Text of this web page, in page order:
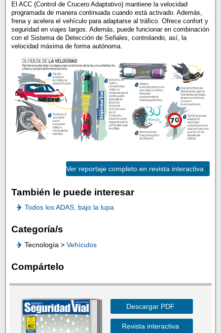
El ACC (Control de Crucero Adaptativo) mantiene la velocidad
programada de manera continuada cuando está activado. Además,
frena y acelera el vehículo para adaptarse al tráfico. Ofrece confort y
seguridad en viajes largos. Además, puede funcionar en combinación
con el Sistema de Detección de Señales, controlando, así, la
velocidad máxima de forma autónoma.
Ver reportaje completo en revista interactiva
También le puede interesar
Todos los ADAS, bajo la lupa
Categoría/s
Tecnología > Vehículos
Compártelo
Descargar PDF
Revista interactiva